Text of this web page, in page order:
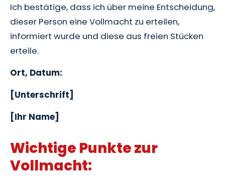
Ich bestätige, dass ich über meine Entscheidung,
dieser Person eine Vollmacht zu erteilen,
informiert wurde und diese aus freien Stücken
erteile.
Ort, Datum:
[Unterschrift]
[Ihr Name]
Wichtige Punkte zur
Vollmacht: